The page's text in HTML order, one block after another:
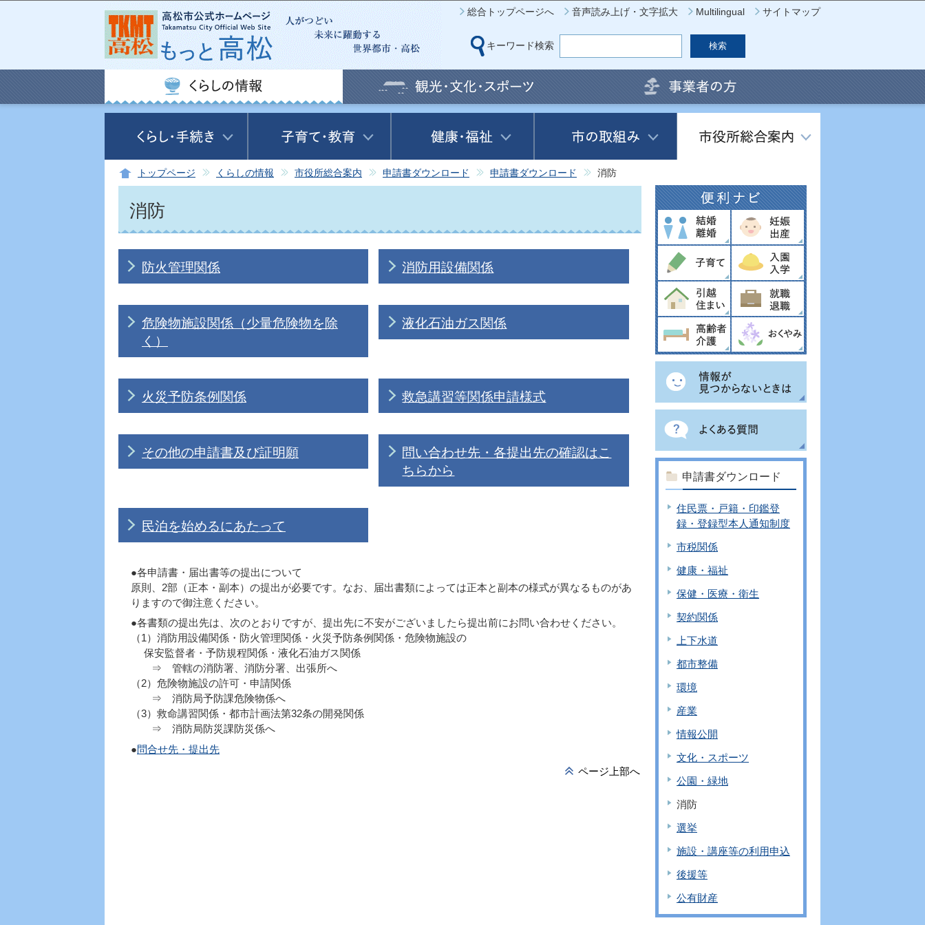
このページの本文へ移動
総合トップページへ 音声読み上げ・文字拡大 Multilingual サイトマップ
キーワード検索
トップページ くらしの情報 市役所総合案内 申請書ダウンロード 申請書ダウンロード 消防
消防
防火管理関係 消防用設備関係
危険物施設関係（少量危険物を除
く）
液化石油ガス関係
火災予防条例関係 救急講習等関係申請様式
その他の申請書及び証明願
問い合わせ先・各提出先の確認はこ
ちらから
民泊を始めるにあたって
●各申請書・届出書等の提出について
原則、2部（正本・副本）の提出が必要です。なお、届出書類によっては正本と副本の様式が異なるものがあ
りますので御注意ください。
●各書類の提出先は、次のとおりですが、提出先に不安がございましたら提出前にお問い合わせください。
（1）消防用設備関係・防火管理関係・火災予防条例関係・危険物施設の
保安監督者・予防規程関係・液化石油ガス関係
⇒ 管轄の消防署、消防分署、出張所へ
（2）危険物施設の許可・申請関係
⇒ 消防局予防課危険物係へ
（3）救命講習関係・都市計画法第32条の開発関係
⇒ 消防局防災課防災係へ
●問合せ先・提出先
ページ上部へ
申請書ダウンロード
住民票・戸籍・印鑑登
録・登録型本人通知制度
市税関係
健康・福祉
保健・医療・衛生
契約関係
上下水道
都市整備
環境
産業
情報公開
文化・スポーツ
公園・緑地
消防
選挙
施設・講座等の利用申込
後援等
公有財産